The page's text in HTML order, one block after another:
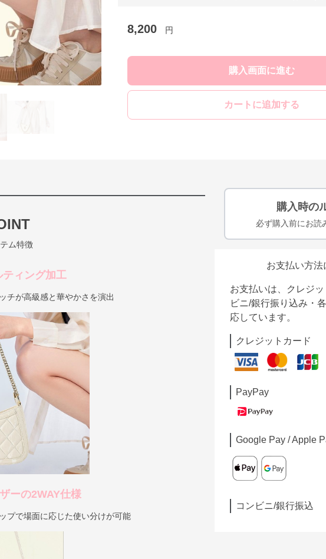
8,200 円
購入画面に進む
カートに追加する
ム特徴
ィング加工
チが高級感と華やかさを演出
ーの2WAY仕様
プで場面に応じた使い分けが可能
購入時の
必ず購入前にお読
お支払い方法
お支払いは、クレジ
ビニ/銀行振り込み・
応しています。
クレジットカード
PayPay
Google Pay / Apple
コンビニ/銀行振込